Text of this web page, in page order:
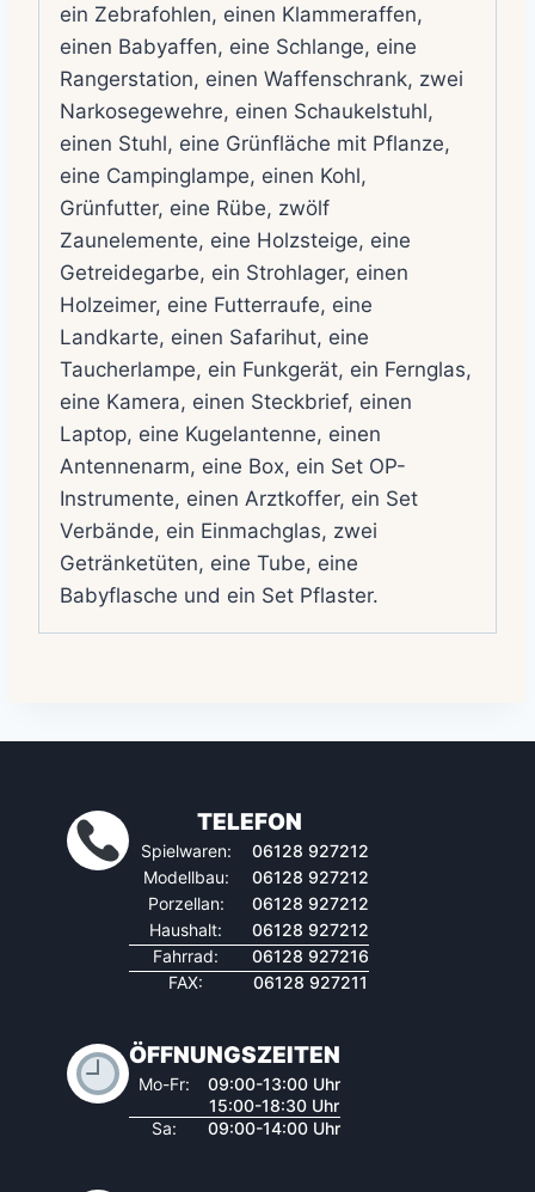
ein Zebrafohlen, einen Klammeraffen,
einen Babyaffen, eine Schlange, eine
Rangerstation, einen Waffenschrank, zwei
Narkosegewehre, einen Schaukelstuhl,
einen Stuhl, eine Grünfläche mit Pflanze,
eine Campinglampe, einen Kohl,
Grünfutter, eine Rübe, zwölf
Zaunelemente, eine Holzsteige, eine
Getreidegarbe, ein Strohlager, einen
Holzeimer, eine Futterraufe, eine
Landkarte, einen Safarihut, eine
Taucherlampe, ein Funkgerät, ein Fernglas,
eine Kamera, einen Steckbrief, einen
Laptop, eine Kugelantenne, einen
Antennenarm, eine Box, ein Set OP-
Instrumente, einen Arztkoffer, ein Set
Verbände, ein Einmachglas, zwei
Getränketüten, eine Tube, eine
Babyflasche und ein Set Pflaster.
TELEFON
Spielwaren:
06128 927212
Modellbau:
06128 927212
Porzellan:
06128 927212
Haushalt:
06128 927212
Fahrrad:
06128 927216
FAX:
06128 927211
ÖFFNUNGSZEITEN
Mo-Fr:
09:00-13:00 Uhr
15:00-18:30 Uhr
Sa:
09:00-14:00 Uhr